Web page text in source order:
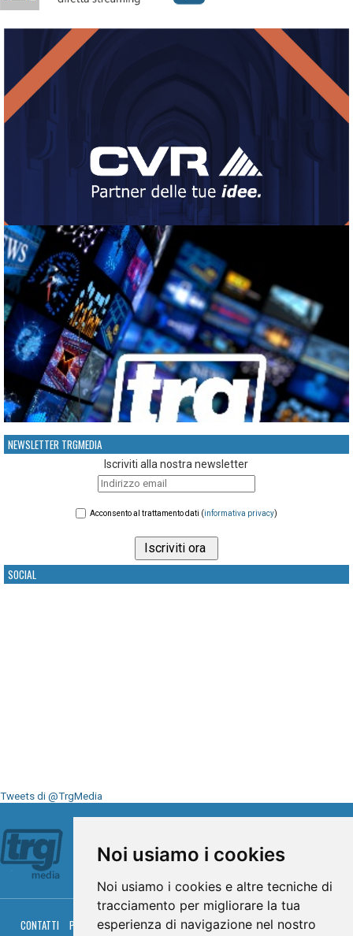
Noi usiamo i cookies
Noi usiamo i cookies e altre tecniche di
tracciamento per migliorare la tua
esperienza di navigazione nel nostro
NEWSLETTER TRGMEDIA
Iscriviti alla nostra newsletter
Acconsento al trattamento dati (informativa privacy)
SOCIAL
Tweets di @TrgMedia
CONTATTI PRIVACY COOKIES PALINSESTO DIRETTA TV
DIRETTA RADIO